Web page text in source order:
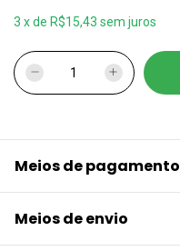
3 xde R$15,43 sem juros
Meios de pagamento
Meios de envio